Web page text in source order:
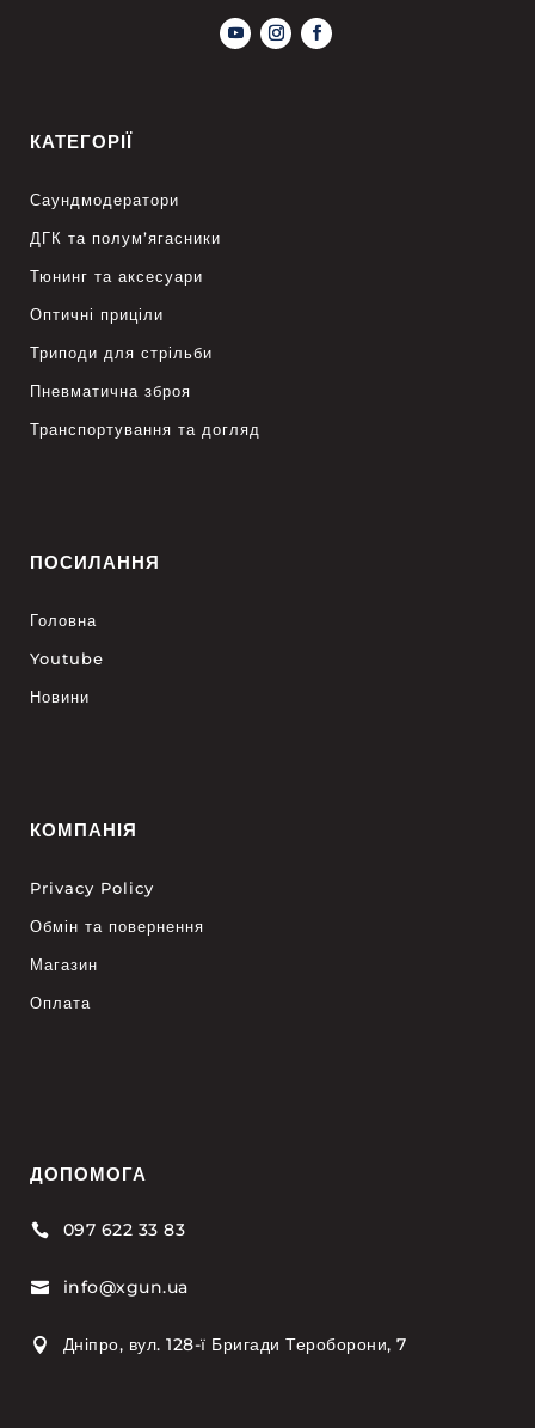
КАТЕГОРІЇ
Саундмодератори
ДГК та полум’ягасники
Тюнинг та аксесуари
Оптичні приціли
Триподи для стрільби
Пневматична зброя
Транспортування та догляд
ПОСИЛАННЯ
Головна
Youtube
Новини
КОМПАНІЯ
Privacy Policy
Обмін та повернення
Магазин
Оплата
ДОПОМОГА
 097 622 33 83
 info@xgun.ua
 Дніпро, вул. 128-ї Бригади Тероборони, 7